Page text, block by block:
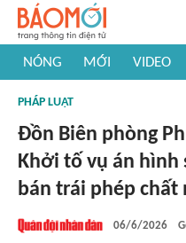
NÓNG MỚI VIDEO
#Khám phá thế giới
PHÁP LUẬT
Đồn Biên phòng
Khởi tố vụ án hình
bán trái phép chất
06/6/2026